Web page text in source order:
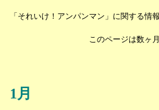
「それいけ！アンパンマン」に関する情
このページは数ヶ
1月